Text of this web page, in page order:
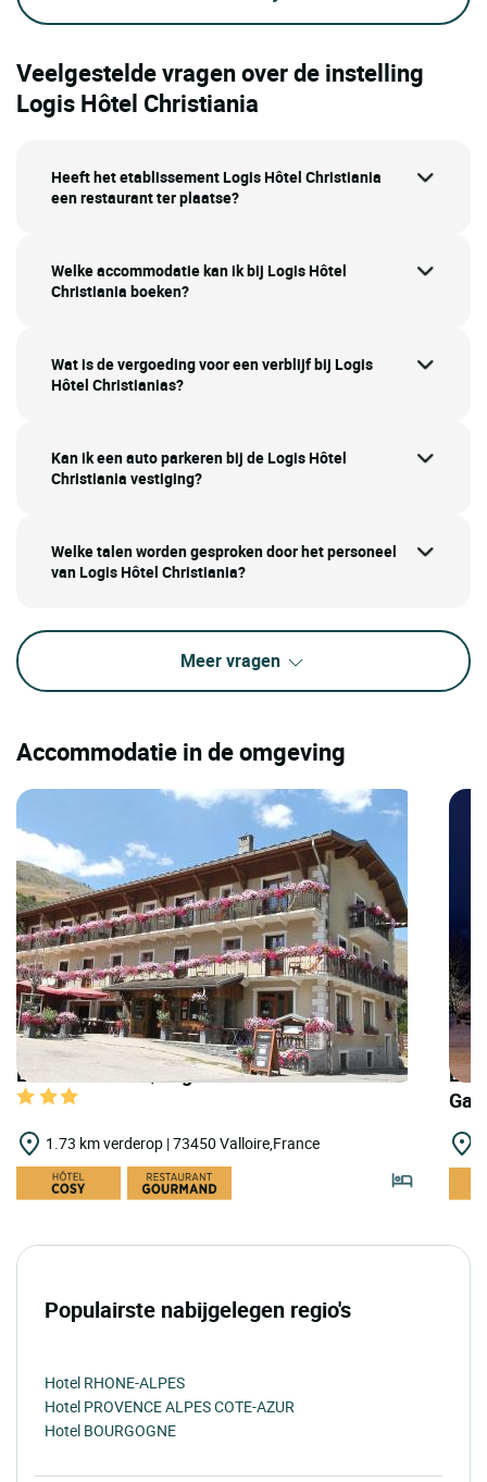
Veelgestelde vragen over de instelling
Logis Hôtel Christiania
Heeft het etablissement Logis Hôtel Christiania
een restaurant ter plaatse?
Welke accommodatie kan ik bij Logis Hôtel
Christiania boeken?
Wat is de vergoeding voor een verblijf bij Logis
Hôtel Christianias?
Kan ik een auto parkeren bij de Logis Hôtel
Christiania vestiging?
Welke talen worden gesproken door het personeel
van Logis Hôtel Christiania?
Meer vragen
Accommodatie in de omgeving
LOGIS HOTELS | Logis Hôtel du Crêt Rond
1.73 km verderop | 73450 Valloire,France
Populairste nabijgelegen regio's
Hotel RHONE-ALPES
Hotel PROVENCE ALPES COTE-AZUR
Hotel BOURGOGNE